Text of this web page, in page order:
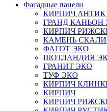
Фасадные панели
КИРПИЧ АНТИК
ГРАНД КАНЬОН
КИРПИЧ
КАМЕНЬ
ФАГОТ ЭКО
ШОТЛАНДИЯ
ГРАНИТ ЭКО
ТУФ ЭКО
КИРПИЧ
КИРПИЧ
КИРПИЧ